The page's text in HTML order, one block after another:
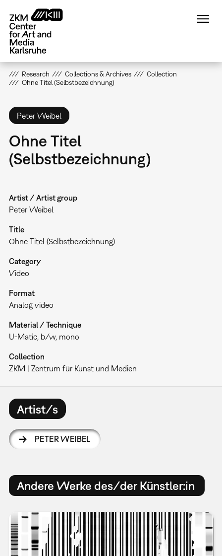
main
content
Research Collections & Archives
Collection
Ohne Titel (Selbstbezeichnung)
Peter Weibel
Ohne Titel
(Selbstbezeichnung)
Artist / Artist group
Peter Weibel
Title
Ohne Titel (Selbstbezeichnung)
Category
Video
Format
Analog video
Material / Technique
U-Matic, b/w, mono
Collection
ZKM | Zentrum für Kunst und Medien
Artist/s
PETER WEIBEL
Andere Werke des/der Künstler:in